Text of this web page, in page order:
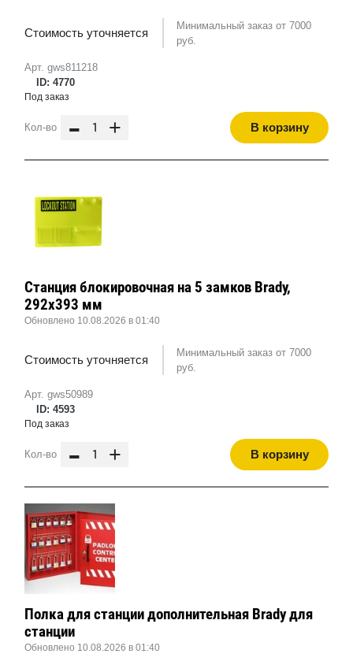
Арт. gws811218
ID: 4770
Стоимость уточняется
Минимальный заказ от 7000
руб.
Под заказ
Кол-во - + В корзину
Арт. gws50989
ID: 4593
Станция блокировочная на 5 замков Brady,
292x393 мм
Обновлено 10.08.2026 в 01:40
Стоимость уточняется
Минимальный заказ от 7000
руб.
Под заказ
Кол-во - + В корзину
Полка для станции дополнительная Brady для
станции
Обновлено 10.08.2026 в 01:40